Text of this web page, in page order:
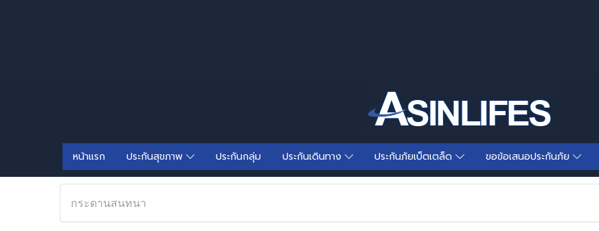
หน้าแรก ประกันสุขภาพ ประกันกลุ่ม ประกันเดินทาง ประกันภัยเบ็ตเตล็ด ขอข้อเสนอประกันภัย
กระดานสนทนา